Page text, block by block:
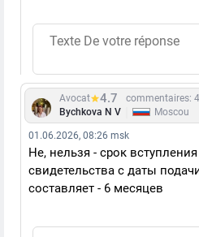
Avocat 4.7
commentaires:
Bychkova N V
Moscou
01.06.2026, 08:26 msk
Не, нельзя - срок
свидетельства с даты
составляет - 6 месяцев